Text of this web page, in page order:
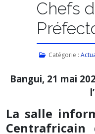
Chefs
Catégorie :
Bangui, 21 mai
La salle